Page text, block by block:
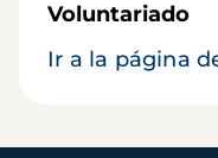
Voluntariado
Ir a la página